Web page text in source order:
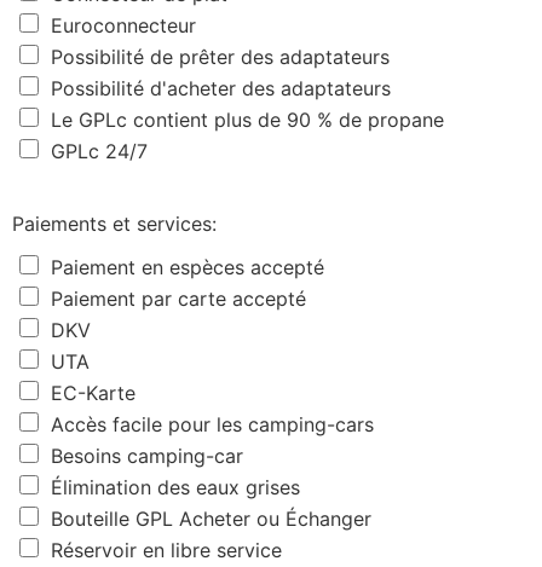
Euroconnecteur
Possibilité de prêter des adaptateurs
Possibilité d'acheter des adaptateurs
Le GPLc contient plus de 90 % de propane
GPLc 24/7
Paiements et services:
Paiement en espèces accepté
Paiement par carte accepté
DKV
UTA
EC-Karte
Accès facile pour les camping-cars
Besoins camping-car
Élimination des eaux grises
Bouteille GPL Acheter ou Échanger
Réservoir en libre service